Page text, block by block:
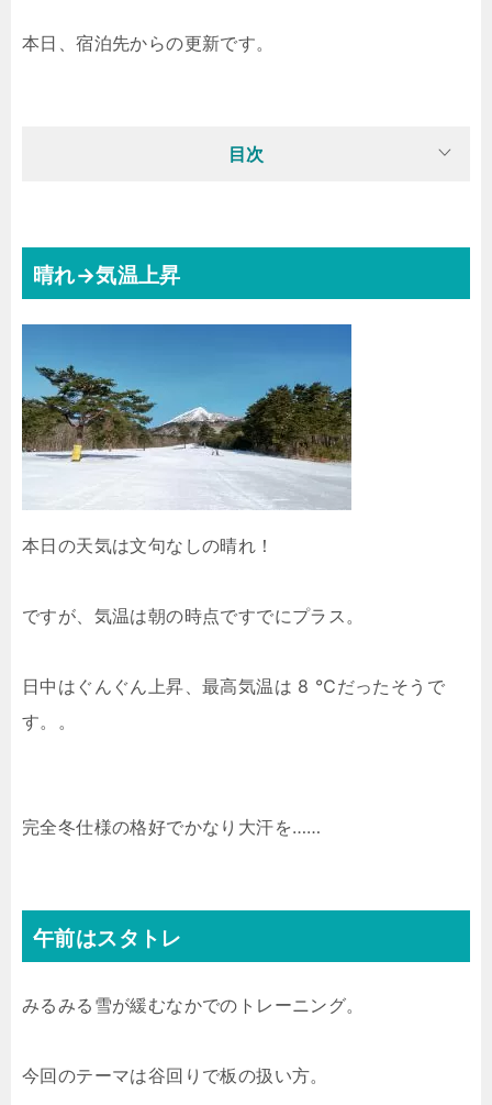
本日、宿泊先からの更新です。
目次
晴れ→気温上昇
本日の天気は文句なしの晴れ！
ですが、気温は朝の時点ですでにプラス。
日中はぐんぐん上昇、最高気温は 8 ℃だったそうで
す。。
完全冬仕様の格好でかなり大汗を……
午前はスタトレ
みるみる雪が緩むなかでのトレーニング。
今回のテーマは谷回りで板の扱い方。